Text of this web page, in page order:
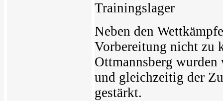
Trainingslager
Neben den
Vorbereitung nicht zu
Ottmannsberg
und gleichzeitig der
gestärkt.